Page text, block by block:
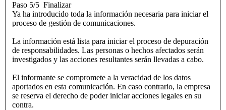
Paso 5/5 Finalizar
Ya ha introducido toda la información necesaria para iniciar el
proceso de gestión de comunicaciones.
La información está lista para iniciar el proceso de depuración
de responsabilidades. Las personas o hechos afectados serán
investigados y las acciones resultantes serán llevadas a cabo.
El informante se compromete a la veracidad de los datos
aportados en esta comunicación. En caso contrario, la empresa
se reserva el derecho de poder iniciar acciones legales en su
contra.